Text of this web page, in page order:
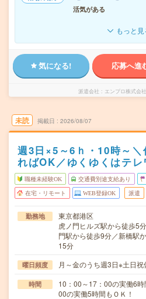
活気がある
もっと見
気になる! 応募へ進
派遣会社 エンプロ株式会
未読 掲載日 2026/08/07
週3日×5～6ｈ・10時～
ればOK／ゆくゆくはテレ
職種未経験OK 交通費別途支給あり
在宅・リモート WEB登録OK 派遣
勤務地
東京都港区
虎ノ門ヒルズ駅から徒歩5
門駅から徒歩9分／新橋駅
15分
曜日頻度 月～金のうち週3日※土日祝
時間
10：00～17：00の実働6
00の実働5時間もＯＫ！